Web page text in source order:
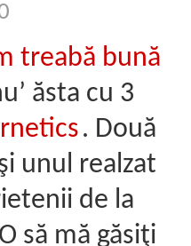
treabă bună
ăsta cu 3
. Două
unul realzat
de la
să mă găsiţi